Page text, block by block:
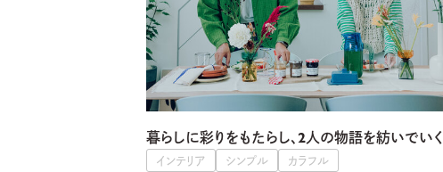
暮らしに彩りをもたらし、2人の物語を紡いでいく
インテリア シンプル
カラフル